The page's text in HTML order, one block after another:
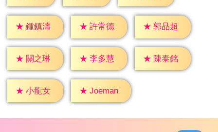
★ 鍾鎮濤 ★ 許常德 ★ 郭品超
★ 關之琳 ★ 李多慧 ★ 陳泰銘
★ 小龍女 ★ Joeman